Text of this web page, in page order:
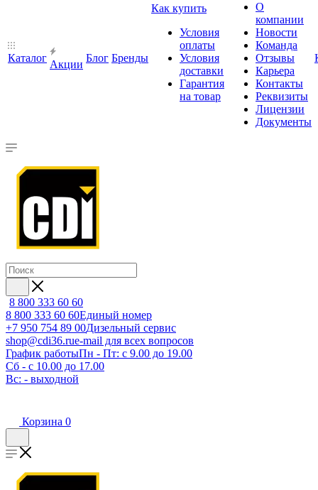
Каталог
Акции
Блог Бренды
Как купить
Условия
оплаты
Условия
доставки
Гарантия
на товар
О
компании
Новости
Команда
Отзывы
Карьера
Контакты
Реквизиты
Лицензии
Документы
8 800 333 60 60
8 800 333 60 60Единый номер
+7 950 754 89 00Дизельный сервис
shop@cdi36.rue-mail для всех вопросов
График работыПн - Пт: с 9.00 до 19.00
Сб - с 10.00 до 17.00
Вс: - выходной
Корзина 0